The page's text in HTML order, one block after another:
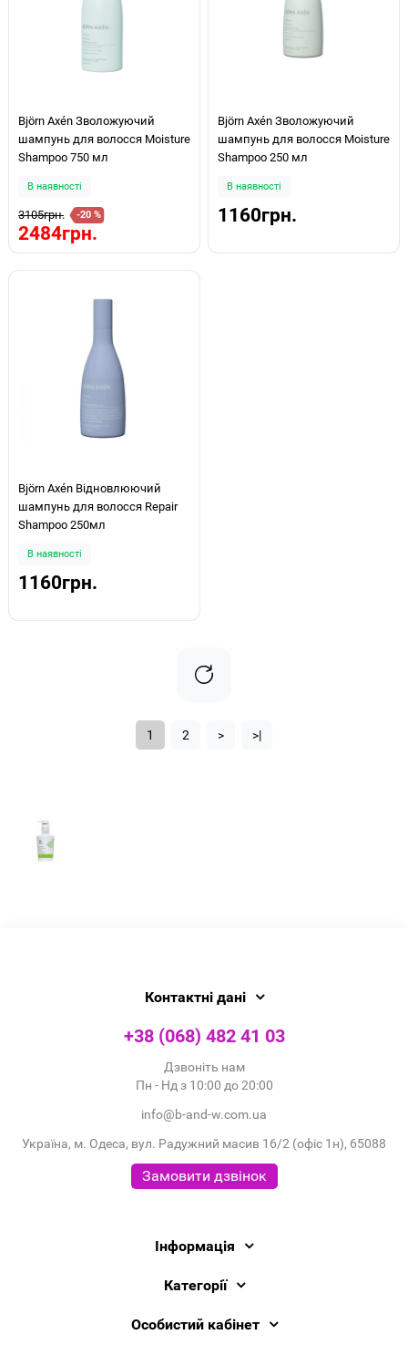
Björn Axén Зволожуючий
шампунь для волосся Moisture
Shampoo 750 мл
В наявності
3105грн. -20 %
2484грн.
Björn Axén Зволожуючий
шампунь для волосся Moisture
Shampoo 250 мл
В наявності
1160грн.
Björn Axén Відновлюючий
шампунь для волосся Repair
Shampoo 250мл
В наявності
1160грн.
1 2 > >|
Контактні дані
+38 (068) 482 41 03
Дзвоніть нам
Пн - Нд з 10:00 до 20:00
info@b-and-w.com.ua
Україна, м. Одеса, вул. Радужний масив 16/2 (офіс 1н), 65088
Замовити дзвінок
Інформація
Категорії
Особистий кабінет